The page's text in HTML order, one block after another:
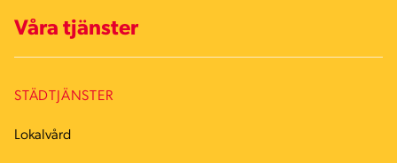
Våra tjänster
STÄDTJÄNSTER
Lokalvård